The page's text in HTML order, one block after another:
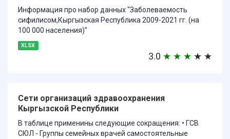
Информация про набор данных "Заболеваемость
сифилисом,Кыргызская Республика 2009-2021 гг. (на
100 000 населения)"
XLSX
3.0 ★ ★ ★ ★ ★
Сети организаций здравоохранения
Кыргызской Республики
В таблице применины следующие сокращения: • ГСВ
СЮЛ - Группы семейных врачей самостоятельные